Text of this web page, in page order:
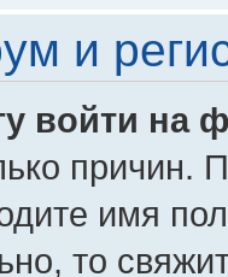
и
войти на
причин.
имя
то